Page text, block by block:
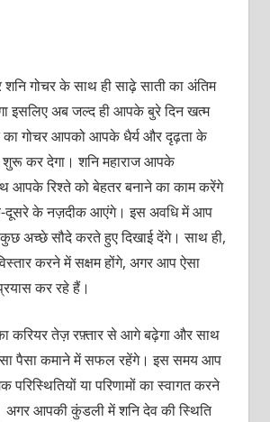
शनि गोचर के साथ ही साढ़े साती का अंतिम
इसलिए अब जल्द ही आपके बुरे दिन खत्म
का गोचर आपको आपके धैर्य और दृढ़ता के
शुरू कर देगा। शनि महाराज आपके
आपके रिश्ते को बेहतर बनाने का काम करेंगे
दूसरे के नज़दीक आएंगे। इस अवधि में आप
कुछ अच्छे सौदे करते हुए दिखाई देंगे। साथ ही,
करने में सक्षम होंगे, अगर आप ऐसा
कर रहे हैं।
करियर तेज़ रफ़्तार से आगे बढ़ेगा और साथ
पैसा कमाने में सफल रहेंगे। इस समय आप
परिस्थितियों या परिणामों का स्वागत करने
अगर आपकी कुंडली में शनि देव की स्थिति